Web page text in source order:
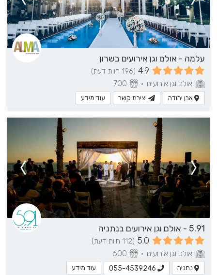
עלמה - אולם וגן אירועים בשרון
4.9 (196 חוות דעת)
אולם וגן אירועים •
אבן יהודה יצירת קשר עוד מידע
5.91 - אולם וגן אירועים בנתניה
5.0 (112 חוות דעת)
אולם וגן אירועים •
נתניה 055-4539246 עוד מידע